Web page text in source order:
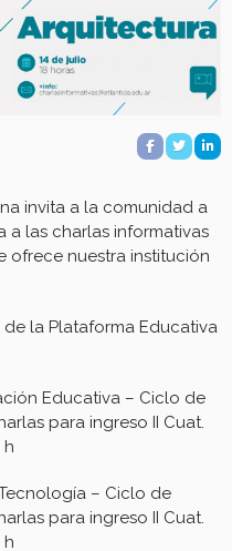
invita a la comunidad a
a las charlas informativas
ofrece nuestra institución
la Plataforma Educativa
Educativa – Ciclo de
para ingreso II Cuat.
h
– Ciclo de
para ingreso II Cuat.
h